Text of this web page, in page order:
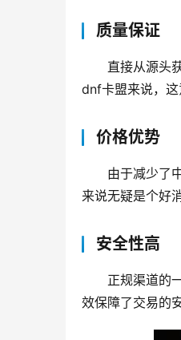
质量保证
直接从源头
dnf卡盟来说，这
价格优势
由于减少了
来说无疑是个好
安全性高
正规渠道的
效保障了交易的